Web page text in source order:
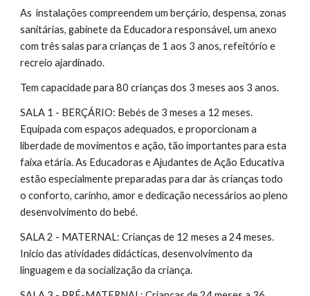
As instalações compreendem um berçário, despensa, zonas
sanitárias, gabinete da Educadora responsável, um anexo
com três salas para crianças de 1 aos 3 anos, refeitório e
recreio ajardinado.
Tem capacidade para 80 crianças dos 3 meses aos 3 anos.
SALA 1 - BERÇÁRIO: Bebés de 3 meses a 12 meses.
Equipada com espaços adequados, e proporcionam a
liberdade de movimentos e ação, tão importantes para esta
faixa etária. As Educadoras e Ajudantes de Ação Educativa
estão especialmente preparadas para dar às crianças todo
o conforto, carinho, amor e dedicação necessários ao pleno
desenvolvimento do bebé.
SALA 2 - MATERNAL: Crianças de 12 meses a 24 meses.
Inicio das atividades didácticas, desenvolvimento da
linguagem e da socialização da criança.